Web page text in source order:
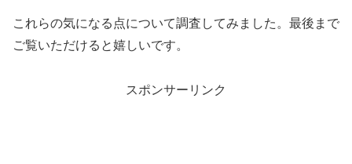
これらの気になる点について調査してみました。最後まで
ご覧いただけると嬉しいです。
スポンサーリンク